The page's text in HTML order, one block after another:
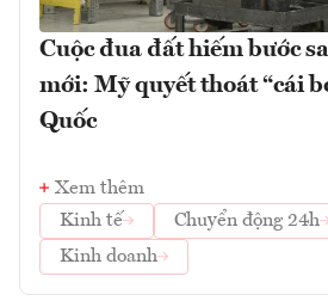
Cuộc đua đất hiếm bước
mới: Mỹ quyết thoát “cái
Quốc
Xem thêm
Kinh tế
Chuyển động 24h
Kinh doanh